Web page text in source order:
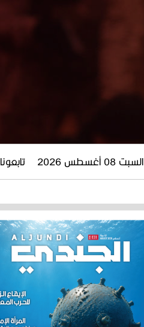
السبت 08 أغسطس 2026 تابعونا